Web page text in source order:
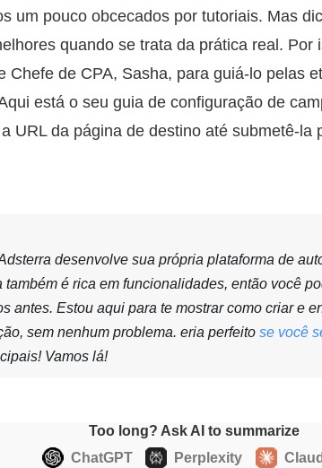
um pouco obcecados por tutoriais. Mas
quando se trata da prática real. Por
Chefe de CPA, Sasha, para guiá-lo pelas
está o seu guia de configuração de
URL da página de destino até submetê-la
desenvolve sua própria plataforma de
também é rica em funcionalidades, então você
antes. Estou aqui para te mostrar como criar e
sem nenhum problema. eria perfeito se você
Vamos lá!
Too long? Ask AI to summarize
ChatGPT
Perplexity